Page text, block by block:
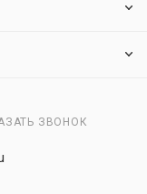
ЗВОНОК